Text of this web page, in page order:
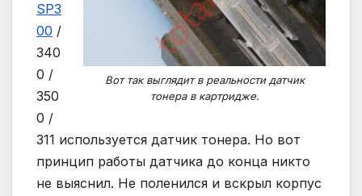
Вот так выглядит в реальности датчик
тонера в картридже.
SP3
00 /
340
0 /
350
0 /
311 используется датчик тонера. Но вот
принцип работы датчика до конца никто
не выяснил. Не поленился и вскрыл корпус